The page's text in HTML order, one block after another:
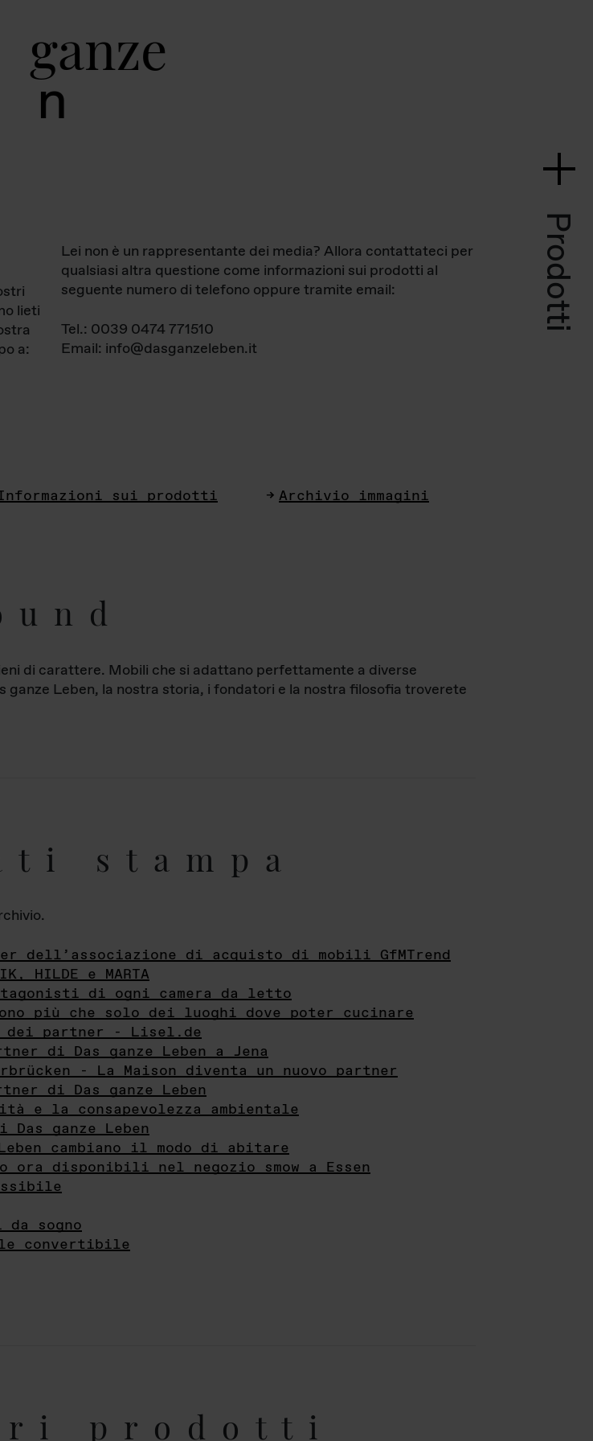
ganz
Prodotti
lieti
a:
Lei non è un rappresentante dei media? Allora contattateci per
qualsiasi altra questione come informazioni sui prodotti al
seguente numero di telefono oppure tramite email:
Tel.: 0039 0474 771510
Email: info@dasganzeleben.it
sui prodotti Archivio immagini
di carattere. Mobili che si adattano perfettamente a diverse
ganze Leben, la nostra storia, i fondatori e la nostra filosofia troverete
stampa
dell’associazione di acquisto di mobili GfMTrend
HILDE e MARTA
di ogni camera da letto
sono più che solo dei luoghi dove poter cucinare
dei partner - Lisel.de
di Das ganze Leben a Jena
- La Maison diventa un nuovo partner
di Das ganze Leben
e la consapevolezza ambientale
ganze Leben
cambiano il modo di abitare
ora disponibili nel negozio smow a Essen
da sogno
convertibile
prodotti